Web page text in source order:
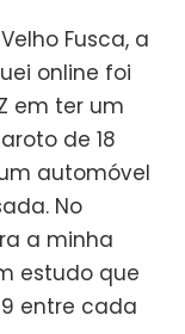
Fusca, a
online foi
em ter um
de 18
automóvel
No
a minha
estudo que
entre cada